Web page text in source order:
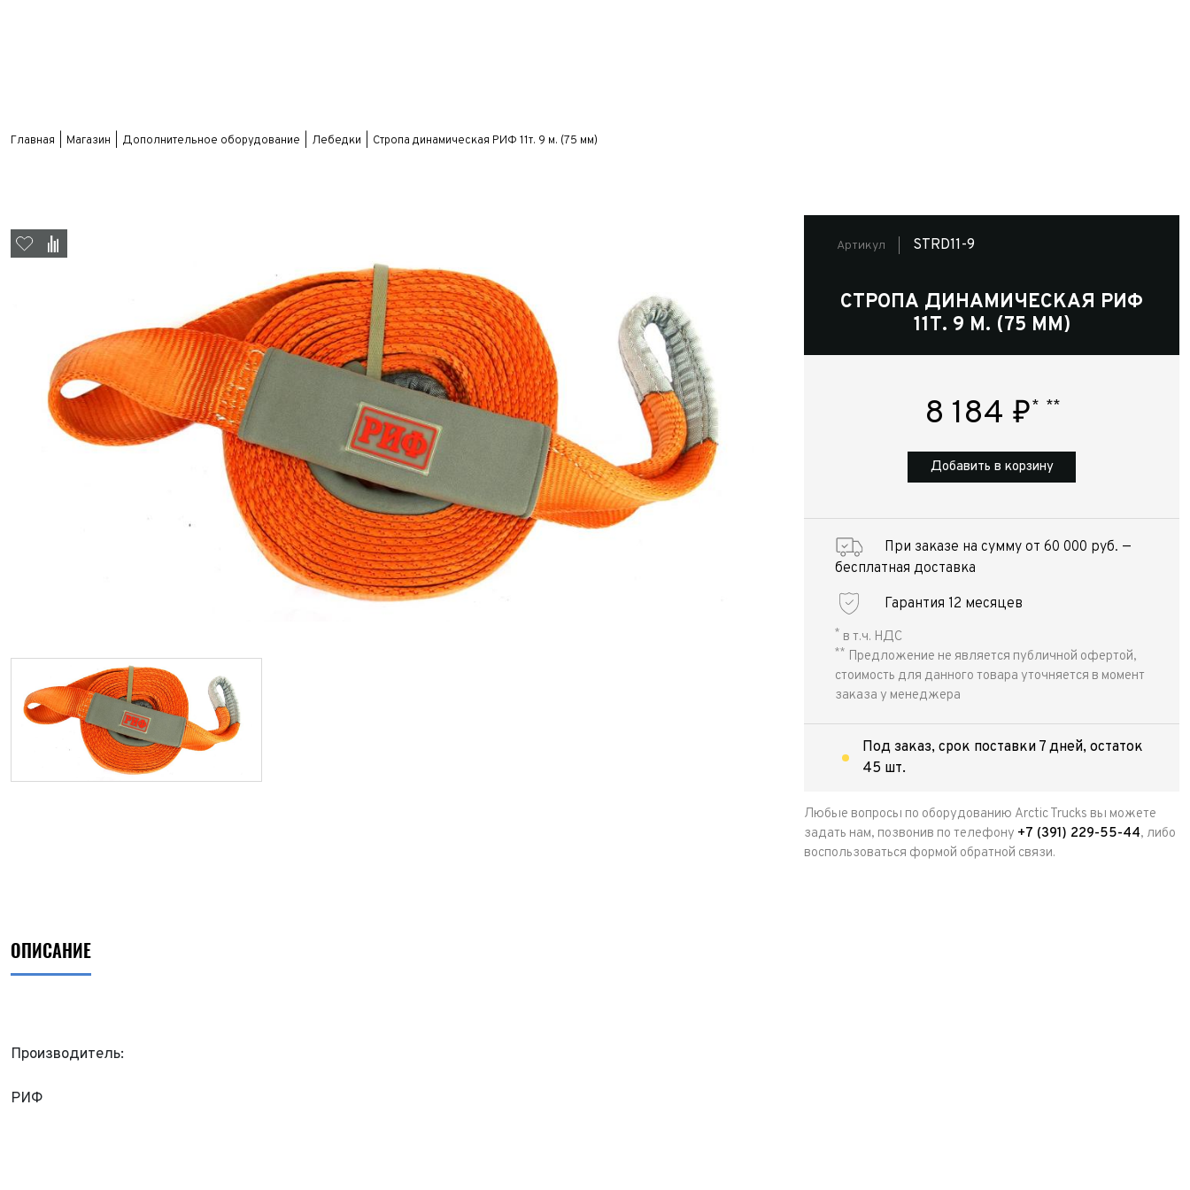
Главная Магазин Дополнительное оборудование Лебедки Стропа динамическая РИФ 11т. 9 м. (75 мм)
Артикул STRD11-9
СТРОПА ДИНАМИЧЕСКАЯ РИФ
11Т. 9 М. (75 ММ)
8 184 ₽* **
Добавить в корзину
При заказе на сумму от 60 000 руб. —
бесплатная доставка
Гарантия 12 месяцев
* в т.ч. НДС
** Предложение не является публичной офертой,
стоимость для данного товара уточняется в момент
заказа у менеджера
Под заказ, срок поставки 7 дней, остаток
45 шт.
Любые вопросы по оборудованию Arctic Trucks вы можете
задать нам, позвонив по телефону +7 (391) 229-55-44, либо
воспользоваться формой обратной связи.
ОПИСАНИЕ
Производитель:
РИФ